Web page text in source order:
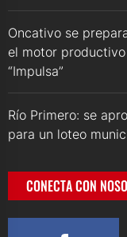
Oncativo se
el motor
“Impulsa”
Río Primero: se
para un loteo
CONECTA CON